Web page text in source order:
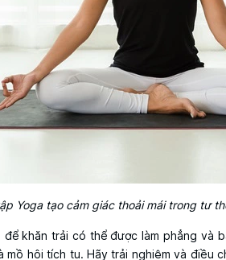
Yoga tạo cảm giác thoải mái trong tư
khăn trải có thể được làm phẳng và
hôi tích tụ. Hãy trải nghiệm và điều